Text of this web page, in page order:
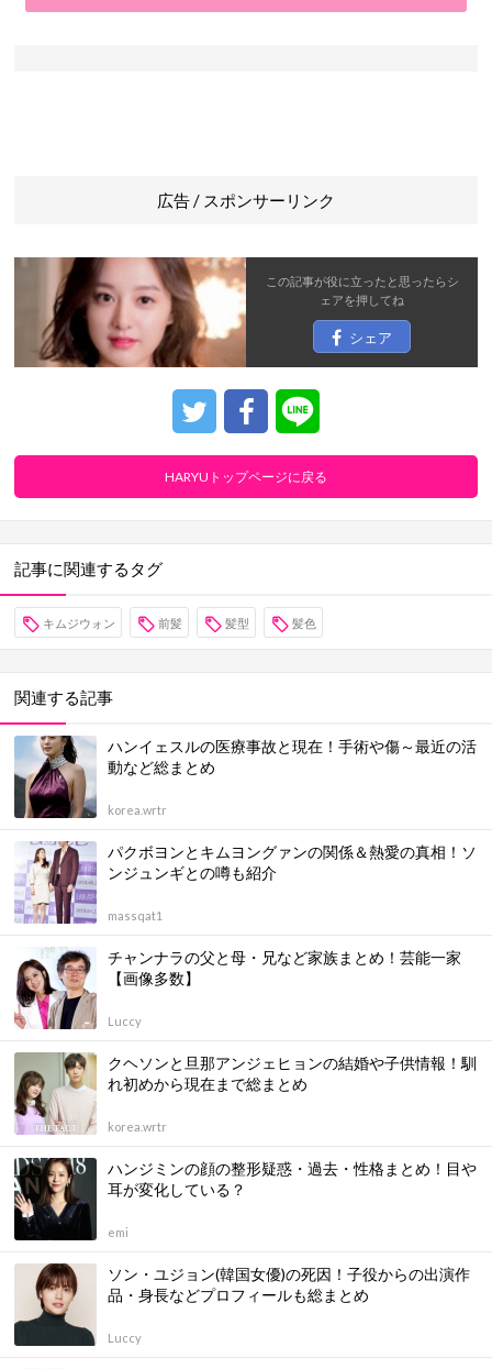
広告 / スポンサーリンク
この記事が役に立ったと思ったらシ
ェアを押してね
シェア
HARYUトップページに戻る
記事に関連するタグ
キムジウォン 前髪 髪型 髪色
関連する記事
ハンイェスルの医療事故と現在！手術や傷～最近の活
動など総まとめ
korea.wrtr
パクボヨンとキムヨングァンの関係＆熱愛の真相！ソ
ンジュンギとの噂も紹介
massqat1
チャンナラの父と母・兄など家族まとめ！芸能一家
【画像多数】
Luccy
クヘソンと旦那アンジェヒョンの結婚や子供情報！馴
れ初めから現在まで総まとめ
korea.wrtr
ハンジミンの顔の整形疑惑・過去・性格まとめ！目や
耳が変化している？
emi
ソン・ユジョン(韓国女優)の死因！子役からの出演作
品・身長などプロフィールも総まとめ
Luccy